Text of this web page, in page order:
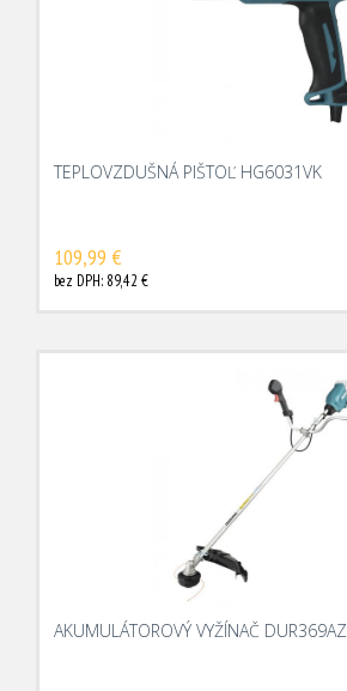
TEPLOVZDUŠNÁ PIŠTOĽ HG6031VK
109,99 €
bez DPH: 89,42 €
AKUMULÁTOROVÝ VYŽÍNAČ DUR369AZ